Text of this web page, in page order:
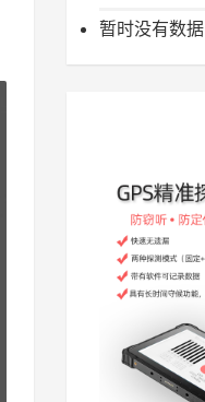
暂时没有数据